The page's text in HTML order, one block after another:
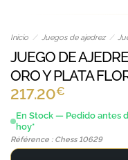
Inicio / Juegos de ajedrez /
JUEGO DE
ORO Y PLATA
217.20€
En Stock — Pedido antes
hoy*
Référence : Chess 10629